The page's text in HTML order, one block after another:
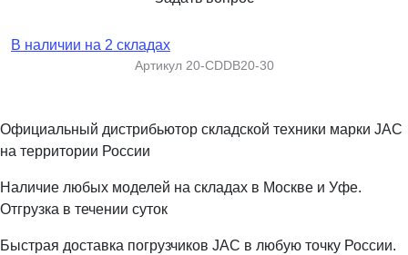
В наличии на 2 складах
Артикул 20-CDDB20-30
Официальный дистрибьютор складской техники марки JAC
на территории России
Наличие любых моделей на складах в Москве и Уфе.
Отгрузка в течении суток
Быстрая доставка погрузчиков JAC в любую точку России.